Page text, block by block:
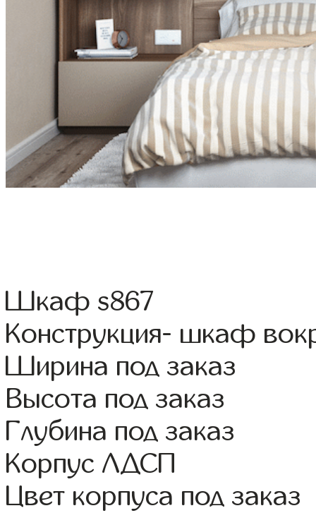
Шкаф s867
Конструкция- шкаф
Ширина под заказ
Высота под заказ
Глубина под заказ
Корпус ЛДСП
Цвет корпуса под заказ